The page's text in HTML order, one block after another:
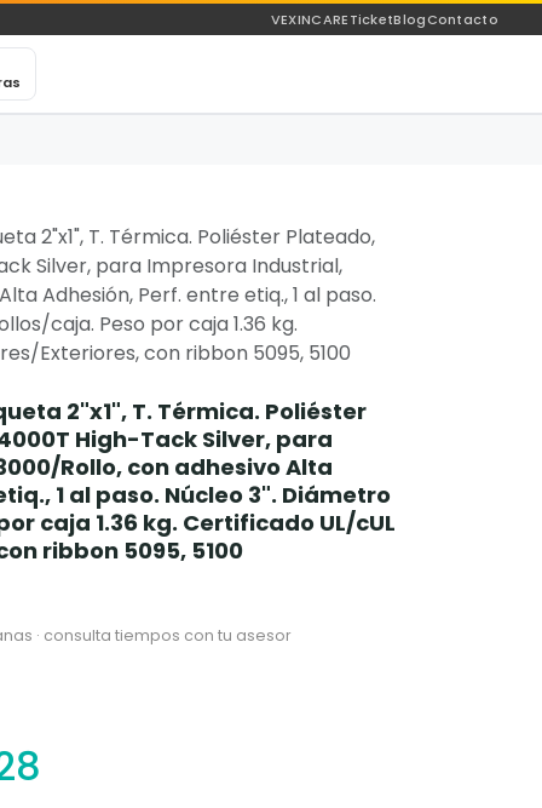
VEXINCARETicketBlogContacto
2"x1", T. Térmica. Poliéster Plateado,
Silver, para Impresora Industrial,
Adhesión, Perf. entre etiq., 1 al paso.
caja. Peso por caja 1.36 kg.
Exteriores, con ribbon 5095, 5100
2"x1", T. Térmica. Poliéster
High-Tack Silver, para
Rollo, con adhesivo Alta
1 al paso. Núcleo 3". Diámetro
caja 1.36 kg. Certificado UL/cUL
ribbon 5095, 5100
· consulta tiempos con tu asesor